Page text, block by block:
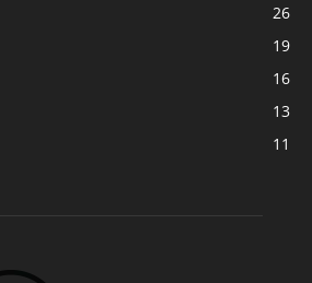
26
19
16
13
11